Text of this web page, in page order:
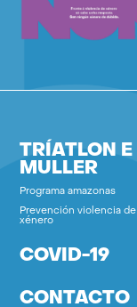
TRÍATLON E
MULLER
Programa amazonas
Prevención violencia de
xénero
COVID-19
CONTACTO